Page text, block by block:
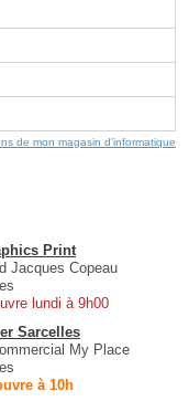
de mon magasin d'informatique
Print
Jacques Copeau
lundi à 9h00
Sarcelles
My Place
à 10h